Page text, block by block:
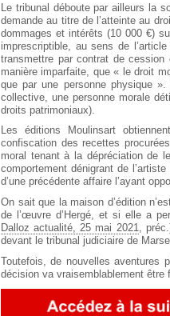
Le tribunal déboute par ailleurs la
demande au titre de l’atteinte au
dommages et intérêts (10 000 €)
imprescriptible, au sens de
transmettre par contrat de
manière imparfaite, que « le droit
que par une personne physique
collective, une personne morale
droits patrimoniaux).
Les éditions Moulinsart
confiscation des recettes
moral tenant à la dépréciation de
comportement dénigrant de
d’une précédente affaire l’ayant
On sait que la maison d’édition
de l’œuvre d’Hergé, et si elle a
Dalloz actualité, 25 mai 2021,
devant le tribunal judiciaire de
Toutefois, de nouvelles aventures
décision va vraisemblablement être